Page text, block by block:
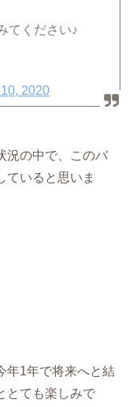
てください♪
2020
況の中で、このバ
ていると思いま
年1年で将来へと結
とても楽しみで